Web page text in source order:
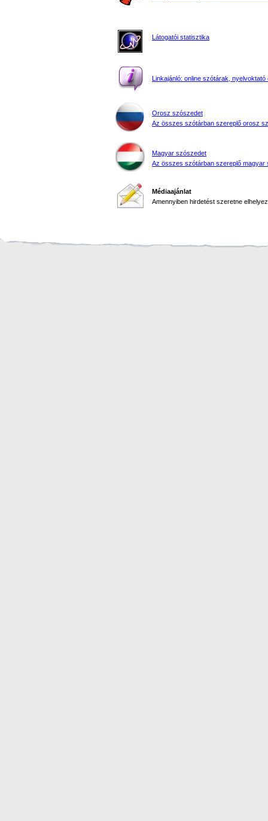
Látogatói statisztika
Linkajánló: online szótárak, nyelvoktató
Orosz szószedet
Az összes szótárban szereplő orosz
Magyar szószedet
Az összes szótárban szereplő magyar
Médiaajánlat
Amennyiben hirdetést szeretne